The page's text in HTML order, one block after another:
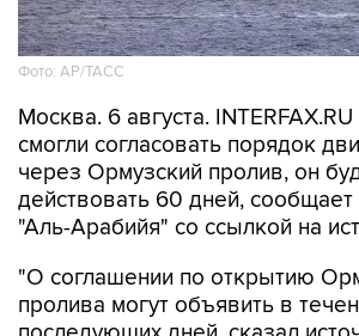
Фото: AP/ТАСС
Москва. 6 августа.
смогли согласовать порядок
через Ормузский пролив, он
действовать 60 дней, сообщает
"Аль-Арабийя" со ссылкой на
"О соглашении по открытию
пролива могут объявить в